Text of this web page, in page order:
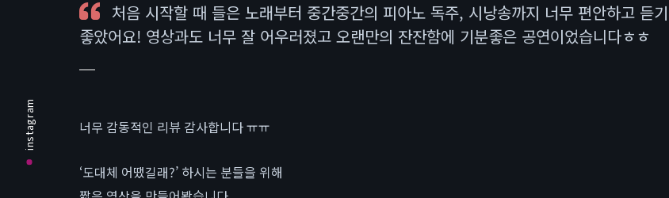
instagram
처음 시작할 때 들은 노래부터 중간중간의 피아노 독주, 시낭송까지 너무 편안하고 듣기
좋았어요! 영상과도 너무 잘 어우러졌고 오랜만의 잔잔함에 기분좋은 공연이었습니다ㅎㅎ
너무 감동적인 리뷰 감사합니다 ㅠㅠ
‘도대체 어땠길래?’ 하시는 분들을 위해